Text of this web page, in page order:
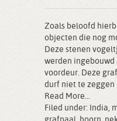
Zoals beloofd
objecten die nog
Deze stenen
werden ingebouwd
voordeur. Deze
durf niet te zeggen
Read More...
Filed under:
India,